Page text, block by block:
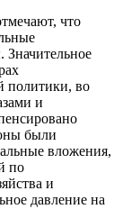
что
Значительное
политики, во
и
были
вложения,
по
и
давление на